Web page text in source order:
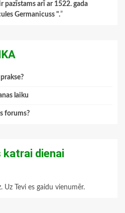
pazīstams arī ar 1522. gada
Germanicuss ".”
laiku
forums?
katrai dienai
Uz Tevi es gaidu vienumēr.